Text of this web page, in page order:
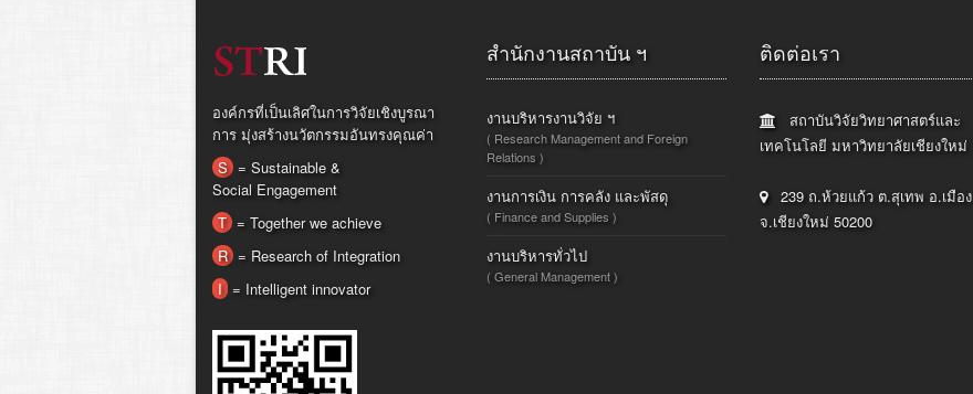
องค์กรที่เป็นเลิศในการวิจัยเชิงบูรณา
การ มุ่งสร้างนวัตกรรมอันทรงคุณค่า
S = Sustainable &
Social Engagement
T = Together we achieve
R = Research of Integration
I = Intelligent innovator
สำนักงานสถาบัน ฯ
งานบริหารงานวิจัย ฯ
( Research Management and Foreign
Relations )
งานการเงิน การคลัง และพัสดุ
( Finance and Supplies )
งานบริหารทั่วไป
( General Management )
ติดต่อเรา
สถาบันวิจัยวิทยาศาสตร์และ
เทคโนโลยี มหาวิทยาลัยเชียงใหม่
239 ถ.ห้วยแก้ว ต.สุเทพ อ.เมือง
จ.เชียงใหม่ 50200